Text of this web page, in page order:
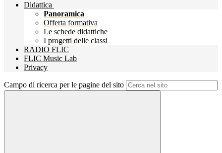
Didattica
Panoramica
Offerta formativa
Le schede didattiche
I progetti delle classi
RADIO FLIC
FLIC Music Lab
Privacy
Campo di ricerca per le pagine del sito